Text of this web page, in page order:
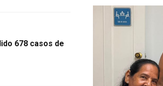
678 casos de